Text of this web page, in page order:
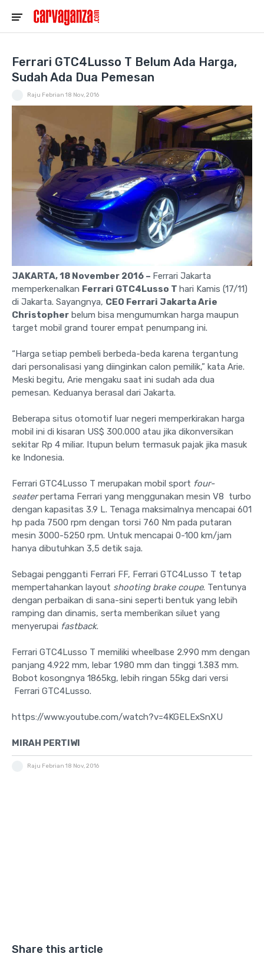
Ferrari GTC4Lusso T Belum Ada Harga,
Sudah Ada Dua Pemesan
Raju Febrian 18 Nov, 2016
JAKARTA, 18 November 2016 – Ferrari Jakarta
memperkenalkan Ferrari GTC4Lusso T hari Kamis (17/11)
di Jakarta. Sayangnya, CEO Ferrari Jakarta Arie
Christopher belum bisa mengumumkan harga maupun
target mobil grand tourer empat penumpang ini.
“Harga setiap pembeli berbeda-beda karena tergantung
dari personalisasi yang diinginkan calon pemilik,” kata Arie.
Meski begitu, Arie mengaku saat ini sudah ada dua
pemesan. Keduanya berasal dari Jakarta.
Beberapa situs otomotif luar negeri memperkirakan harga
mobil ini di kisaran US$ 300.000 atau jika dikonversikan
sekitar Rp 4 miliar. Itupun belum termasuk pajak jika masuk
ke Indonesia.
Ferrari GTC4Lusso T merupakan mobil sport four-
seater pertama Ferrari yang menggunakan mesin V8 turbo
dengan kapasitas 3.9 L. Tenaga maksimalnya mencapai 601
hp pada 7500 rpm dengan torsi 760 Nm pada putaran
mesin 3000-5250 rpm. Untuk mencapai 0-100 km/jam
hanya dibutuhkan 3,5 detik saja.
Sebagai pengganti Ferrari FF, Ferrari GTC4Lusso T tetap
mempertahankan layout shooting brake coupe. Tentunya
dengan perbaikan di sana-sini seperti bentuk yang lebih
ramping dan dinamis, serta memberikan siluet yang
menyerupai fastback.
Ferrari GTC4Lusso T memiliki wheelbase 2.990 mm dengan
panjang 4.922 mm, lebar 1.980 mm dan tinggi 1.383 mm.
Bobot kosongnya 1865kg, lebih ringan 55kg dari versi
Ferrari GTC4Lusso.
https://www.youtube.com/watch?v=4KGELExSnXU
MIRAH PERTIWI
Raju Febrian 18 Nov, 2016
Share this article